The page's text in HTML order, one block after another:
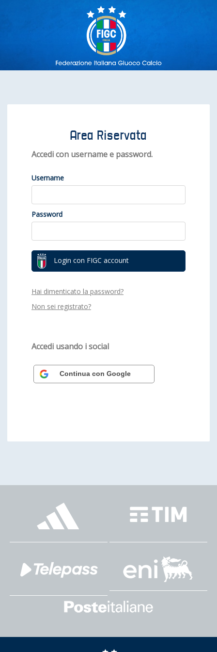
Area Riservata
Accedi con username e password.
Username
Password
Login con FIGC account
Hai dimenticato la password?
Non sei registrato?
Accedi usando i social
Continua con Google